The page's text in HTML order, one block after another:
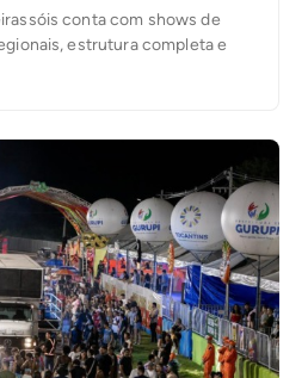
conta com shows de
estrutura completa e